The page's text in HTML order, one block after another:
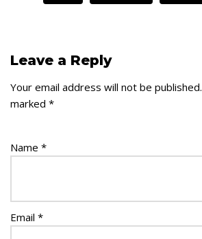
Leave a Reply
Your email address will not be published.
marked *
Name *
Email *